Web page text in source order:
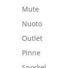
Mute
Nuoto
Outlet
Pinne